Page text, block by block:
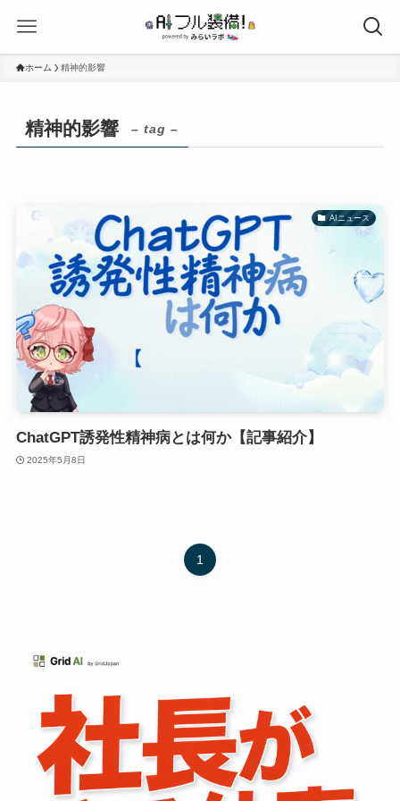
ホーム 精神的影響
精神的影響 – tag –
AIニュース
ChatGPT誘発性精神病とは何か【記事紹介】
2025年5月8日
1